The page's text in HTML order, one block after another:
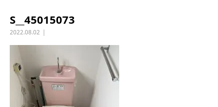
S__45015073
2022.08.02